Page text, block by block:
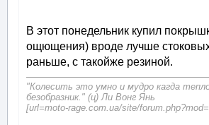
В этот понедельник купил
ощющения) вроде лучше
раньше, с такойже резиной.
"Колесить это умно и мудро кагда
безобразник." (ц) Ли Вонг Янь
[url=moto-rage.com.ua/site/